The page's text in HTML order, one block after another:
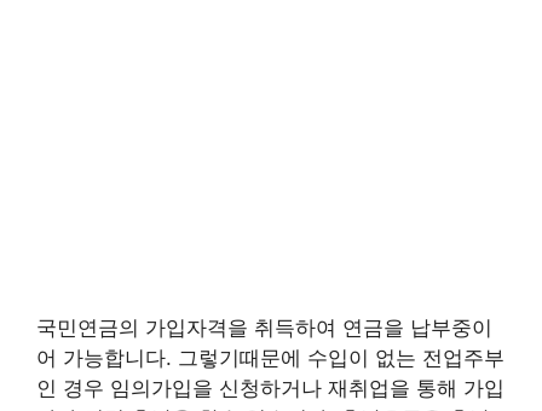
국민연금의 가입자격을 취득하여 연금을 납부중이
어 가능합니다. 그렇기때문에 수입이 없는 전업주부
인 경우 임의가입을 신청하거나 재취업을 통해 가입